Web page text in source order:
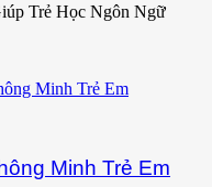
Trẻ Học Ngôn Ngữ
Minh Trẻ Em